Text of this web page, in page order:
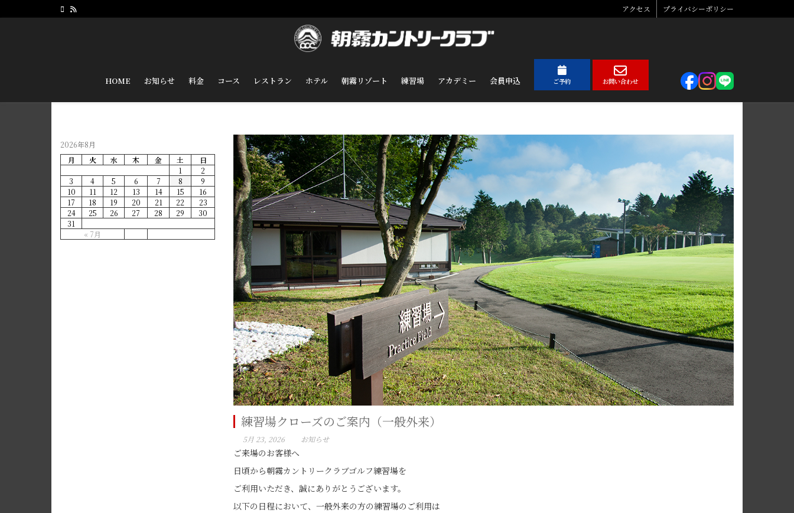
アクセス プライバシーポリシー
HOME お知らせ 料金 コース レストラン ホテル 朝霧リゾート 練習場 アカデミー 会員申込 ご予約 お問い合わせ
練習場クローズのご案内（一般外来）
5月 23, 2026 お知らせ
ご来場のお客様へ
日頃から朝霧カントリークラブゴルフ練習場を
ご利用いただき、誠にありがとうございます。
以下の日程において、一般外来の方の練習場のご利用は
2026年8月
月
火 水 木 金 土 日
« 7月
1
2
3
4 5 6 7 8
9
10
11 12 13 14 15
16
17
18 19 20 21 22
23
24
25 26 27 28 29
30
31